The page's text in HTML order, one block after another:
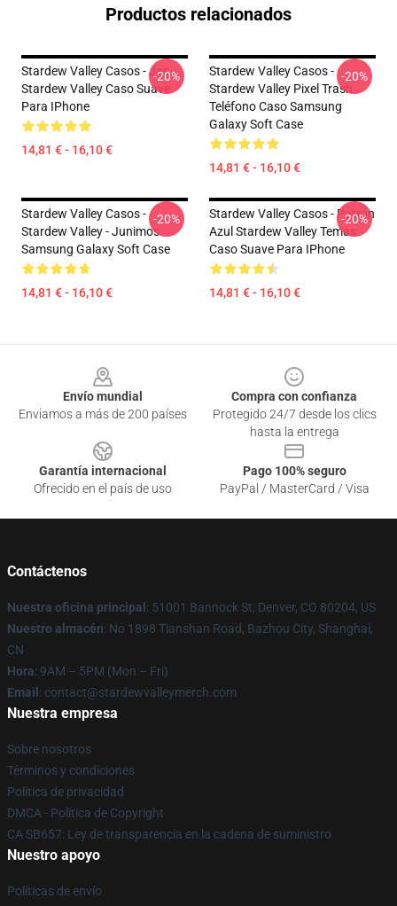
Productos relacionados
Stardew Valley Casos - Jas...
Stardew Valley Caso Suave
Para IPhone
14,81 € - 16,10 €
-20%
Stardew Valley Casos -
Stardew Valley Pixel Trash
Teléfono Caso Samsung
Galaxy Soft Case
14,81 € - 16,10 €
-20%
Stardew Valley Casos -
Stardew Valley - Junimos
Samsung Galaxy Soft Case
14,81 € - 16,10 €
-20%
Stardew Valley Casos - Patrón
Azul Stardew Valley Temas
Caso Suave Para IPhone
14,81 € - 16,10 €
-20%
Envío mundial
Enviamos a más de 200 países
Compra con confianza
Protegido 24/7 desde los clics
hasta la entrega
Garantía internacional
Ofrecido en el país de uso
Pago 100% seguro
PayPal / MasterCard / Visa
Contáctenos
Nuestra oficina principal : 51001 Bannock St, Denver, CO 80204, US
Nuestro almacén: No 1898 Tianshan Road, Bazhou City, Shanghai,
CN
Hora: 9AM – 5PM (Mon – Fri)
Email : contact@stardewvalleymerch.com
Nuestra empresa
Sobre nosotros
Términos y condiciones
Política de privacidad
DMCA - Política de Copyright
CA SB657: Ley de transparencia en la cadena de suministro
Nuestro apoyo
Políticas de envío